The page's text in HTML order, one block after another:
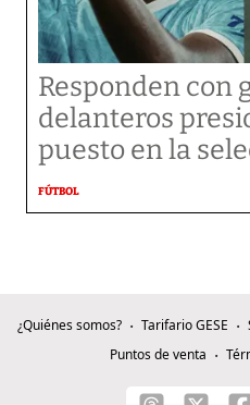
Responden con
delanteros
puesto en la
FÚTBOL
¿Quiénes somos? Tarifario GESE
Puntos de venta